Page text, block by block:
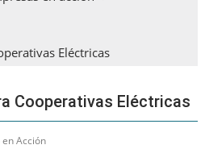
Eléctricas
Cooperativas Eléctricas
en Acción